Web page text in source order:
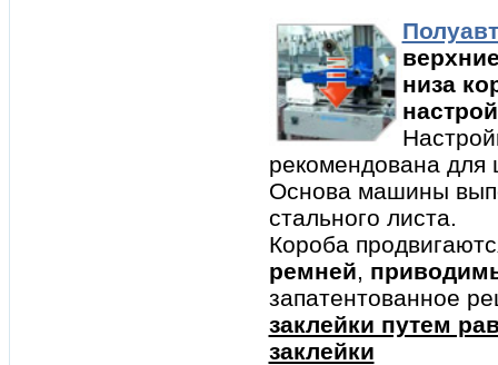
низа
рекомендована для
Основа машины
стального листа.
Короба
ремней,
запатентованное
заклейки путем
заклейки